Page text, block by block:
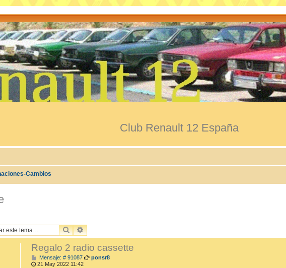
Club Renault 12 España
Cambios
BUSCARBÚSQUEDA AVANZADA
Regalo 2 radio cassette
Mensaje: # 91087M
e
ponsr8
21 May 2022 11:42